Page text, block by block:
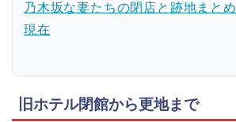
乃木坂な妻たちの閉店と跡地まと
現在
旧ホテル閉館から更地まで